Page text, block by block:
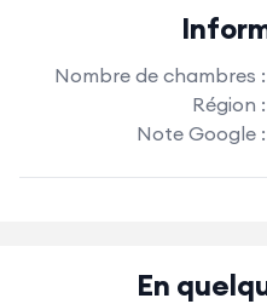
Nombre de chambres :
Région :
Note Google :
En